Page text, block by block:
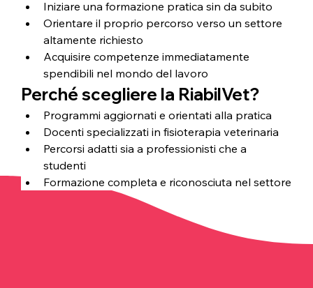
Iniziare una formazione pratica sin da subito
Orientare il proprio percorso verso un settore
altamente richiesto
Acquisire competenze immediatamente
spendibili nel mondo del lavoro
Perché scegliere la RiabilVet?
Programmi aggiornati e orientati alla pratica
Docenti specializzati in fisioterapia veterinaria
Percorsi adatti sia a professionisti che a
studenti
Formazione completa e riconosciuta nel settore